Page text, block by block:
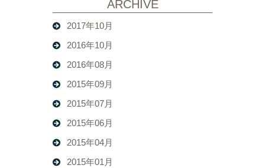
ARCHIVE
2017年10月
2016年10月
2016年08月
2015年09月
2015年07月
2015年06月
2015年04月
2015年01月